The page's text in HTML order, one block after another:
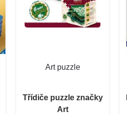
Art puzzle
Třídiče puzzle značky
Art